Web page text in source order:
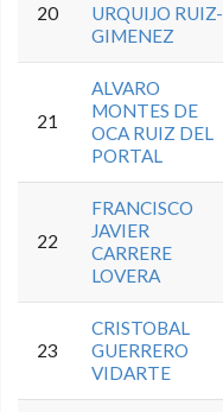
20
URQUIJO RUIZ-
GIMENEZ
21
ALVARO
MONTES DE
OCA RUIZ DEL
PORTAL
22
FRANCISCO
JAVIER
CARRERE
LOVERA
23
CRISTOBAL
GUERRERO
VIDARTE